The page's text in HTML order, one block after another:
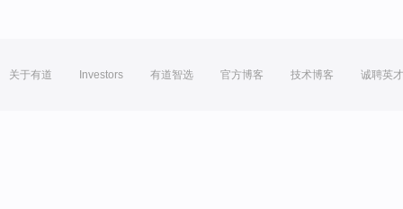
关于有道 Investors 有道智选 官方博客 技术博客 诚聘英才